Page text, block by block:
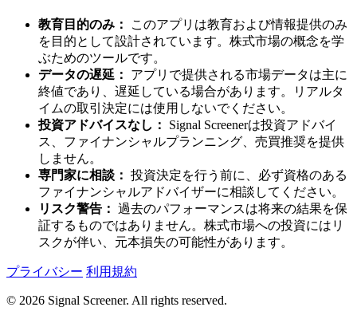
教育目的のみ：
このアプリは教育および情報提供のみ
を目的として設計されています。株式市場の概念を学
ぶためのツールです。
データの遅延：
アプリで提供される市場データは主に
終値であり、遅延している場合があります。リアルタ
イムの取引決定には使用しないでください。
投資アドバイスなし：
Signal Screenerは投資アドバイ
ス、ファイナンシャルプランニング、売買推奨を提供
しません。
専門家に相談： 投資決定を行う前に、必ず資格のある
ファイナンシャルアドバイザーに相談してください。
リスク警告： 過去のパフォーマンスは将来の結果を保
証するものではありません。株式市場への投資にはリ
スクが伴い、元本損失の可能性があります。
プライバシー 利用規約
© 2026 Signal Screener. All rights reserved.